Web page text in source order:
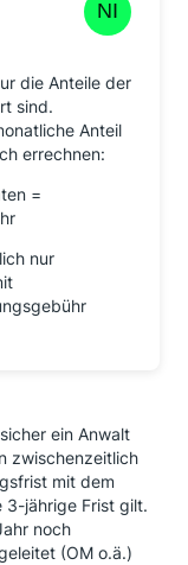
die Anteile der
sind.
Anteil
errechnen:
=
nur
ein Anwalt
zwischenzeitlich
mit dem
3-jährige Frist gilt.
noch
(OM o.ä.)